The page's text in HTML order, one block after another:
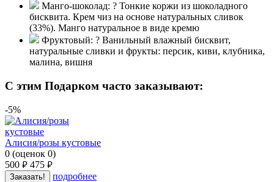
Манго-шоколад: ? Тонкие коржи из шоколадного
бисквита. Крем чиз на основе натуральных сливок
(33%). Манго натуральное в виде кремю
Фруктовый: ? Ванильный влажный бисквит,
натуральные сливки и фрукты: персик, киви, клубника,
малина, вишня
C этим Подарком часто заказывают:
-5%
Алисия/розы кустовые
0 (оценок 0)
500 руб. 475 руб.
Заказать! подробнее